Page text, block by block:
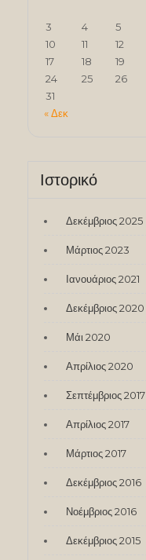
3
4 5
10
11 12
17
18 19
24
25 26
31
« Δεκ
Ιστορικό
Δεκέμβριος 2025
Μάρτιος 2023
Ιανουάριος 2021
Δεκέμβριος 2020
Μάι 2020
Απρίλιος 2020
Σεπτέμβριος 2017
Απρίλιος 2017
Μάρτιος 2017
Δεκέμβριος 2016
Νοέμβριος 2016
Δεκέμβριος 2015